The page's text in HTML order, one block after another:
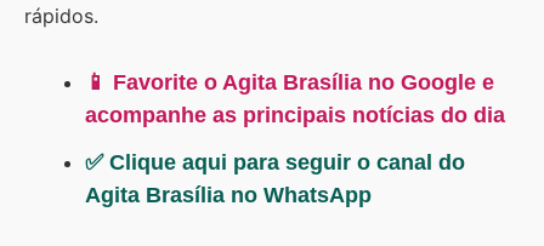
rápidos.
📱 Favorite o Agita Brasília no Google e
acompanhe as principais notícias do dia
✅ Clique aqui para seguir o canal do
Agita Brasília no WhatsApp